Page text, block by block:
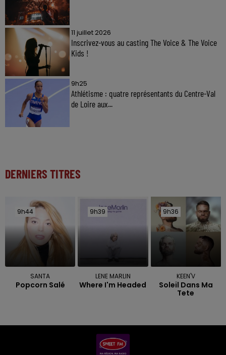
11 juillet 2026
Inscrivez-vous au casting The Voice & The Voice
Kids !
9h25
Athlétisme : quatre représentants du Centre-Val
de Loire aux...
DERNIERS TITRES
9h44
9h44
SANTA
Popcorn Salé
9h39
9h39
LENE MARLIN
Where I'm Headed
9h36
9h36
KEEN'V
Soleil Dans Ma
Tete